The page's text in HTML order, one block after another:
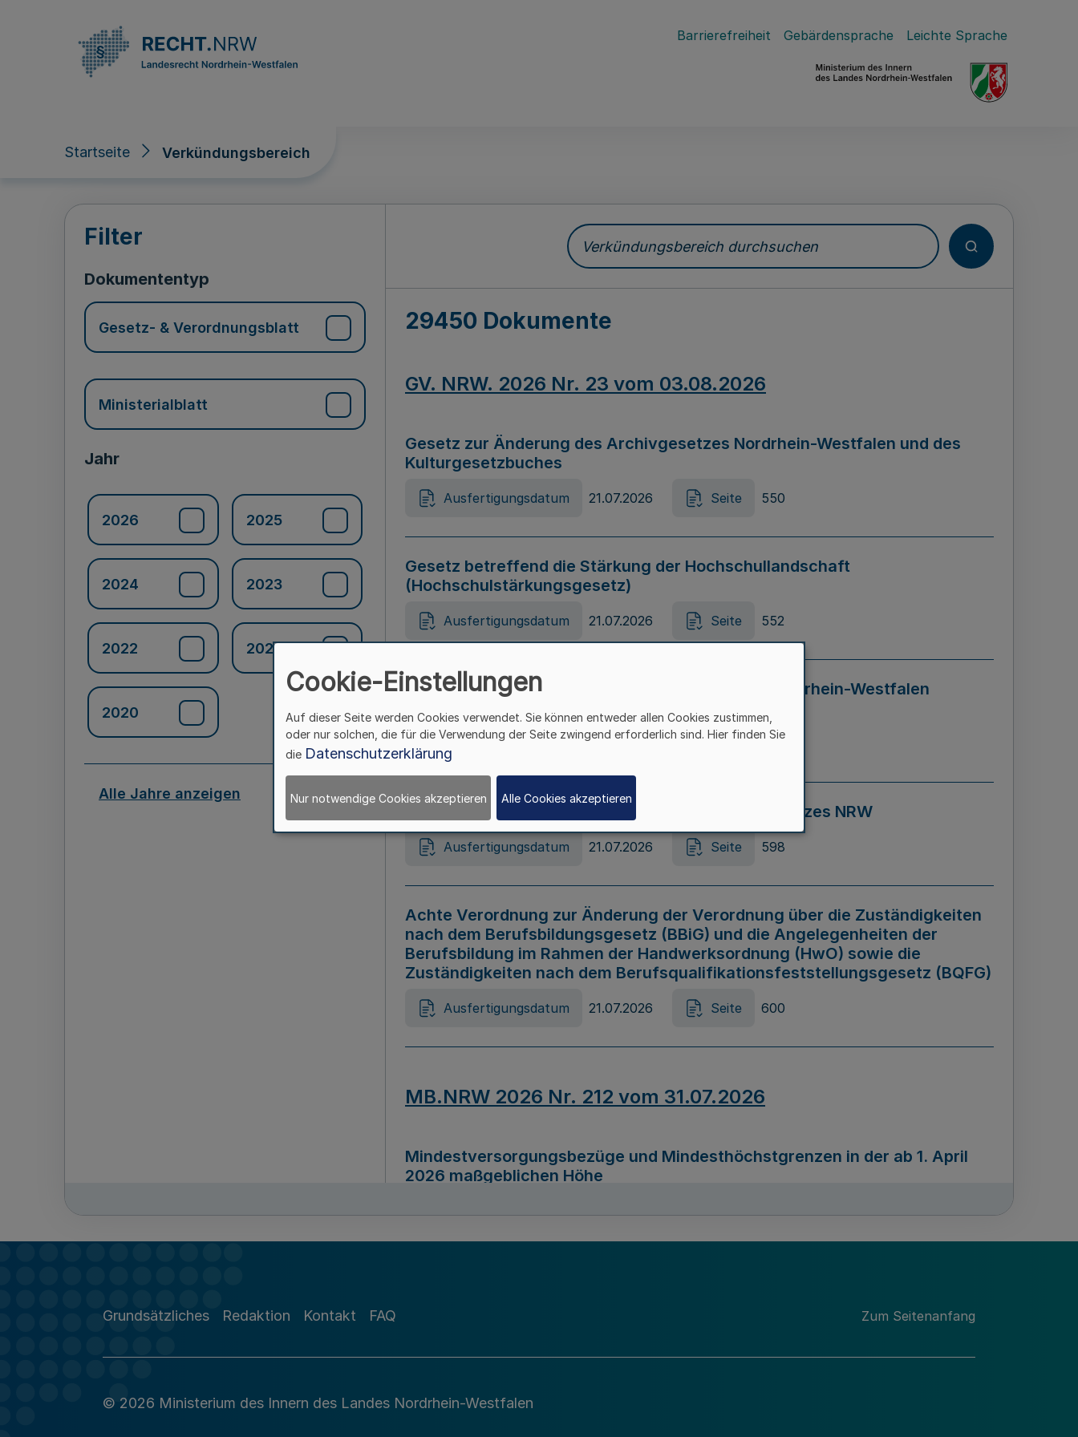
Barrierefreiheit Gebärdensprache Leichte Sprache
Startseite Verkündungsbereich
Verkündungsbereich
Filter
Dokumententyp
Gesetz- & Verordnungsblatt
Ministerialblatt
Jahr
2026 2025
2024 2023
2022 2021
2020
Alle Jahre anzeigen
Verkündungsbereich durchsuchen
29450 Dokumente
GV. NRW. 2026 Nr. 23 vom 03.08.2026
Gesetz zur Änderung des Archivgesetzes Nordrhein-Westfalen und des
Kulturgesetzbuches
Ausfertigungsdatum 21.07.2026 Seite 550
Gesetz betreffend die Stärkung der Hochschullandschaft
(Hochschulstärkungsgesetz)
Ausfertigungsdatum 21.07.2026 Seite 552
Gesetz zur Vermeidung von Diskriminierung in Nordrhein-Westfalen
(Landesantidiskriminierungsgesetz – LADG NRW)
Ausfertigungsdatum 21.07.2026 Seite 595
Gesetz zur Änderung des Online-Casinospiel Gesetzes NRW
Ausfertigungsdatum 21.07.2026 Seite 598
Achte Verordnung zur Änderung der Verordnung über die Zuständigkeiten
nach dem Berufsbildungsgesetz (BBiG) und die Angelegenheiten der
Berufsbildung im Rahmen der Handwerksordnung (HwO) sowie die
Zuständigkeiten nach dem Berufsqualifikationsfeststellungsgesetz (BQFG)
Ausfertigungsdatum 21.07.2026 Seite 600
MB.NRW 2026 Nr. 212 vom 31.07.2026
Mindestversorgungsbezüge und Mindesthöchstgrenzen in der ab 1. April
2026 maßgeblichen Höhe
Richtlinie zur Durchführung des Förderprogramms „Mittelstand Innovativ &
Grundsätzliches Redaktion Kontakt FAQ Zum Seitenanfang
© 2026 Ministerium des Innern des Landes Nordrhein-Westfalen
Cookie-Einstellungen
Auf dieser Seite werden Cookies verwendet. Sie können entweder allen Cookies zustimmen,
oder nur solchen, die für die Verwendung der Seite zwingend erforderlich sind. Hier finden Sie
die Datenschutzerklärung
Nur notwendige Cookies akzeptieren Alle Cookies akzeptieren